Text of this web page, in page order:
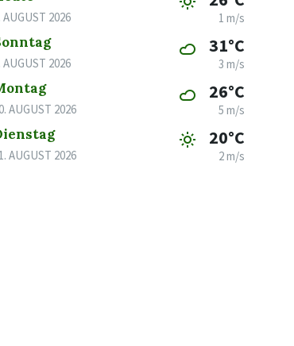
AUGUST 2026 1 m/s
AUGUST 2026
31°C
3 m/s
AUGUST 2026
26°C
5 m/s
AUGUST 2026
20°C
2 m/s